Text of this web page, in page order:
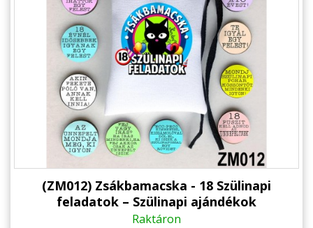
(ZM012) Zsákbamacska - 18 Szülinapi
feladatok – Szülinapi ajándékok
Raktáron